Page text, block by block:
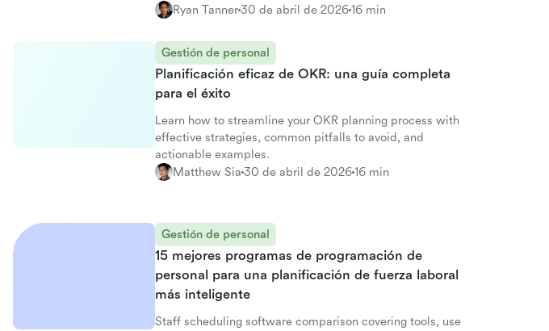
Ryan Tanner30 de abril de 202616 min
Gestión de personal
Planificación eficaz de OKR: una guía completa
para el éxito
Learn how to streamline your OKR planning process with
effective strategies, common pitfalls to avoid, and
actionable examples.
Matthew Sia 30 de abril de 202616 min
Gestión de personal
15 mejores programas de programación de
personal para una planificación de fuerza laboral
más inteligente
Staff scheduling software comparison covering tools, use